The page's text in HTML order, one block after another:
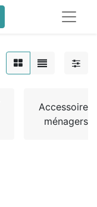
Accessoires
ménagers